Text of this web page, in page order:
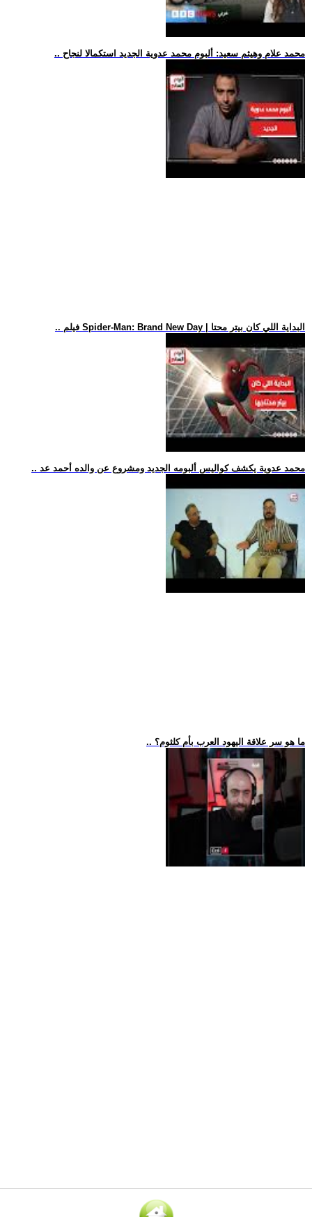
.. محمد علام وهيثم سعيد: ألبوم محمد عدوية الجديد استكمالا لنجاح
.. فيلم Spider-Man: Brand New Day | البداية اللي كان بيتر محتا
.. محمد عدوية يكشف كواليس ألبومه الجديد ومشروع عن والده أحمد عد
.. ما هو سر علاقة اليهود العرب بأم كلثوم؟